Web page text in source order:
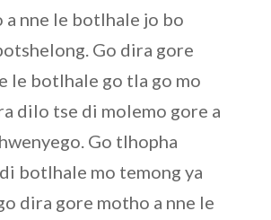
a nne le botlhale jo bo
Go dira gore
le botlhale go tla go mo
dilo tse di molemo gore a
Go tlhopha
botlhale mo temong ya
dira gore motho a nne le